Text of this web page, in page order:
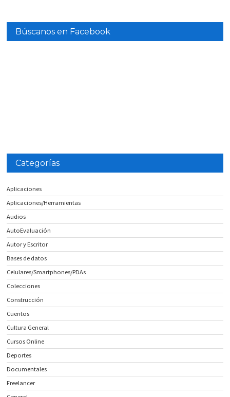
Búscanos en Facebook
Categorías
Aplicaciones
Aplicaciones/Herramientas
Audios
AutoEvaluación
Autor y Escritor
Bases de datos
Celulares/Smartphones/PDAs
Colecciones
Construcción
Cuentos
Cultura General
Cursos Online
Deportes
Documentales
Freelancer